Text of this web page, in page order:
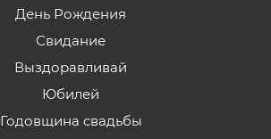
День Рождения
Свидание
Выздоравливай
Юбилей
Годовщина свадьбы